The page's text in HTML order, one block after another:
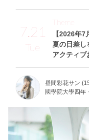
7.21
Tue
【2026年7
夏の日差し
アクティブ
Theme
昼間彩花サン
國學院大學四年